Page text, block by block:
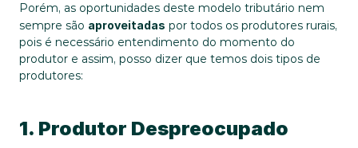
Porém, as oportunidades deste modelo tributário nem
sempre são aproveitadas por todos os produtores rurais,
pois é necessário entendimento do momento do
produtor e assim, posso dizer que temos dois tipos de
produtores:
1. Produtor Despreocupado